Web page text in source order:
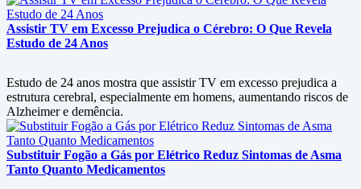
Assistir TV em Excesso Prejudica o Cérebro: O Que Revela
Estudo de 24 Anos
Estudo de 24 anos mostra que assistir TV em excesso prejudica a
estrutura cerebral, especialmente em homens, aumentando riscos de
Alzheimer e demência.
Substituir Fogão a Gás por Elétrico Reduz Sintomas de Asma
Tanto Quanto Medicamentos